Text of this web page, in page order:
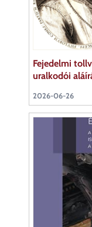
Fejedelmi
uralkodói
2026-06-26